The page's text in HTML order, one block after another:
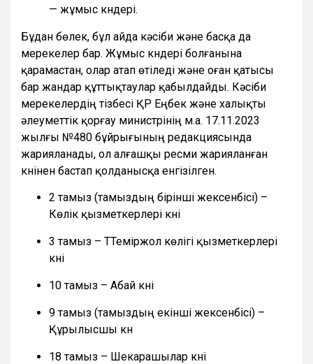
— жұмыс күндері.
Бұдан бөлек, бұл айда кәсіби және басқа да
мерекелер бар. Жұмыс күндері болғанына
қарамастан, олар атап өтіледі және оған қатысы
бар жандар құттықтаулар қабылдайды. Кәсіби
мерекелердің тізбесі ҚР Еңбек және халықты
әлеуметтік қорғау министрінің м.а. 17.11.2023
жылғы №480 бұйрығының редакциясында
жарияланады, ол алғашқы ресми жарияланған
күнінен бастап қолданысқа енгізілген.
2 тамыз (тамыздың бірінші жексенбісі) –
Көлік қызметкерлері күні
3 тамыз – ТТеміржол көлігі қызметкерлері
күні
10 тамыз – Абай күні
9 тамыз (тамыздың екінші жексенбісі) –
Құрылысшы күн
18 тамыз – Шекарашылар күні